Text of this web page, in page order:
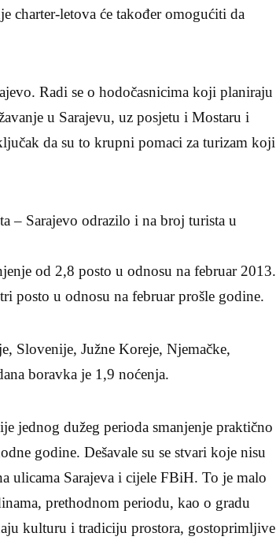
charter-letova će također omogućiti da
Radi se o hodočasnicima koji planiraju
u Sarajevu, uz posjetu i Mostaru i
da su to krupni pomaci za turizam koji
– Sarajevo odrazilo i na broj turista u
od 2,8 posto u odnosu na februar 2013.
posto u odnosu na februar prošle godine.
Slovenije, Južne Koreje, Njemačke,
boravka je 1,9 noćenja.
jednog dužeg perioda smanjenje praktično
godine. Dešavale su se stvari koje nisu
ulicama Sarajeva i cijele FBiH. To je malo
prethodnom periodu, kao o gradu
kulturu i tradiciju prostora, gostoprimljive